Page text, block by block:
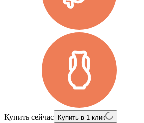
Купить сейчас Купить в 1 клик